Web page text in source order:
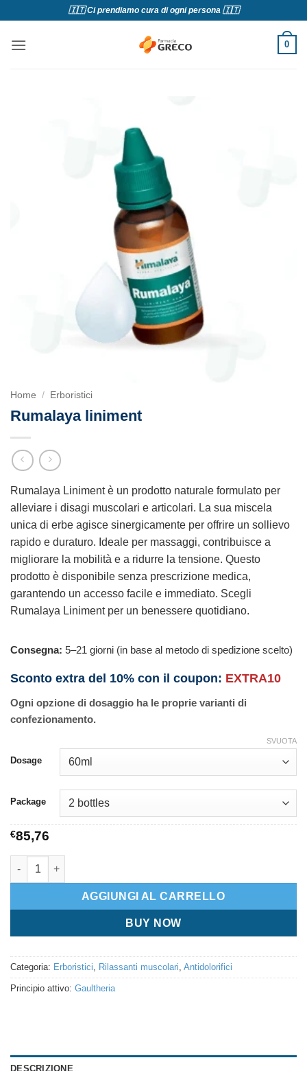
contenuti
🇮🇹 Ci prendiamo cura di ogni persona 🇮🇹
0
Home / Erboristici
Rumalaya liniment
Rumalaya Liniment è un prodotto naturale formulato per
alleviare i disagi muscolari e articolari. La sua miscela
unica di erbe agisce sinergicamente per offrire un sollievo
rapido e duraturo. Ideale per massaggi, contribuisce a
migliorare la mobilità e a ridurre la tensione. Questo
prodotto è disponibile senza prescrizione medica,
garantendo un accesso facile e immediato. Scegli
Rumalaya Liniment per un benessere quotidiano.
Consegna: 5–21 giorni (in base al metodo di spedizione scelto)
Sconto extra del 10% con il coupon: EXTRA10
Ogni opzione di dosaggio ha le proprie varianti di
confezionamento.
Dosage
Package
SVUOTA
€85,76
Rumalaya liniment quantità
AGGIUNGI AL CARRELLO
BUY NOW
Categoria: Erboristici Rilassanti muscolari Antidolorifici
Principio attivo: Gaultheria
DESCRIZIONE